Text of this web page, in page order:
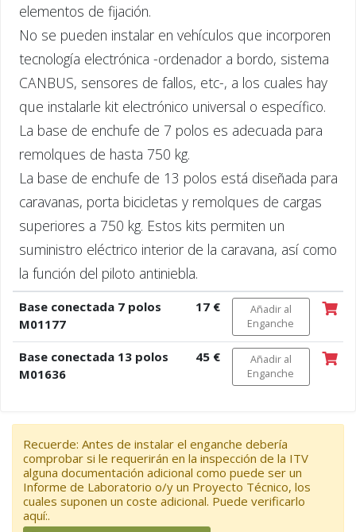
elementos de fijación.
No se pueden instalar en vehículos que incorporen
tecnología electrónica -ordenador a bordo, sistema
CANBUS, sensores de fallos, etc-, a los cuales hay
que instalarle kit electrónico universal o específico.
La base de enchufe de 7 polos es adecuada para
remolques de hasta 750 kg.
La base de enchufe de 13 polos está diseñada para
caravanas, porta bicicletas y remolques de cargas
superiores a 750 kg. Estos kits permiten un
suministro eléctrico interior de la caravana, así como
la función del piloto antiniebla.
Base conectada 7 polos
M01177
17 €
Añadir al
Enganche
Base conectada 13 polos
M01636
45 €
Añadir al
Enganche
Recuerde: Antes de instalar el enganche debería
comprobar si le requerirán en la inspección de la ITV
alguna documentación adicional como puede ser un
Informe de Laboratorio o/y un Proyecto Técnico, los
cuales suponen un coste adicional. Puede verificarlo
aquí:.